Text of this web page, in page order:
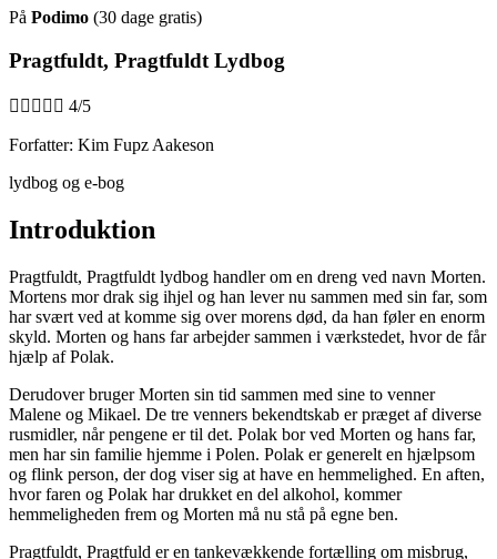
På Podimo (30 dage gratis)
Pragtfuldt, Pragtfuldt Lydbog
     4/5
Forfatter: Kim Fupz Aakeson
lydbog og e-bog
Introduktion
Pragtfuldt, Pragtfuldt lydbog handler om en dreng ved navn Morten.
Mortens mor drak sig ihjel og han lever nu sammen med sin far, som
har svært ved at komme sig over morens død, da han føler en enorm
skyld. Morten og hans far arbejder sammen i værkstedet, hvor de får
hjælp af Polak.
Derudover bruger Morten sin tid sammen med sine to venner
Malene og Mikael. De tre venners bekendtskab er præget af diverse
rusmidler, når pengene er til det. Polak bor ved Morten og hans far,
men har sin familie hjemme i Polen. Polak er generelt en hjælpsom
og flink person, der dog viser sig at have en hemmelighed. En aften,
hvor faren og Polak har drukket en del alkohol, kommer
hemmeligheden frem og Morten må nu stå på egne ben.
Pragtfuldt, Pragtfuld er en tankevækkende fortælling om misbrug,